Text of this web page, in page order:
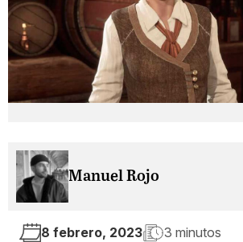
Manuel Rojo
8 febrero, 2023 3 minutos